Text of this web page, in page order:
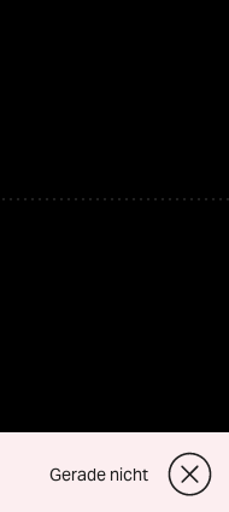
Gerade nicht